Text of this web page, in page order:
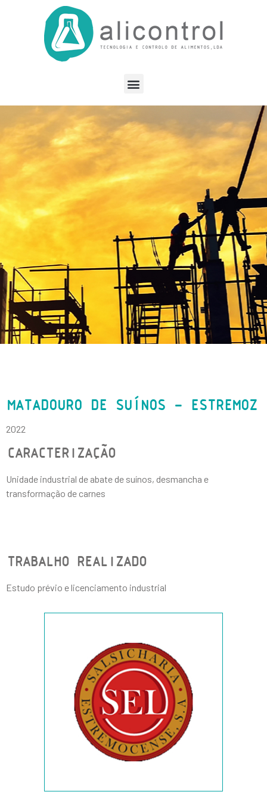
MATADOURO DE SUÍNOS – ESTREMOZ
2022
CARACTERIZAÇÃO
Unidade industrial de abate de suínos, desmancha e
transformação de carnes
TRABALHO REALIZADO
Estudo prévio e licenciamento industrial